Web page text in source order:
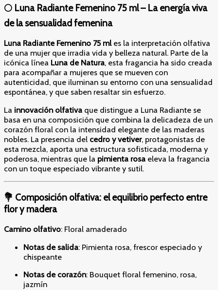
🌕 Luna Radiante Femenino 75 ml – La energía viva
de la sensualidad femenina
Luna Radiante Femenino 75 mles la interpretación olfativa
de una mujer que irradia vida y belleza natural. Parte de la
icónica línea Luna de Natura, esta fragancia ha sido creada
para acompañar a mujeres que se mueven con
autenticidad, que iluminan su entorno con una sensualidad
espontánea, y que saben resaltar sin esfuerzo.
La innovación olfativa que distingue a Luna Radiante se
basa en una composición que combina la delicadeza de un
corazón floral con la intensidad elegante de las maderas
nobles. La presencia del cedro y vetiver, protagonistas de
esta mezcla, aporta una estructura sofisticada, moderna y
poderosa, mientras que la pimienta rosa eleva la fragancia
con un toque especiado vibrante y sutil.
💐 Composición olfativa: el equilibrio perfecto entre
flor y madera
Camino olfativo: Floral amaderado
Notas de salida: Pimienta rosa, frescor especiado y
chispeante
Notas de corazón: Bouquet floral femenino, rosa,
jazmín